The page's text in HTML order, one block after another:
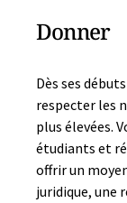
Donner
Dès ses
respecter les
plus élevées.
étudiants et
offrir un
juridique, une